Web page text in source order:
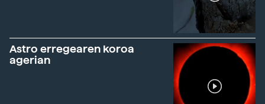
Astro erregearen koroa
agerian